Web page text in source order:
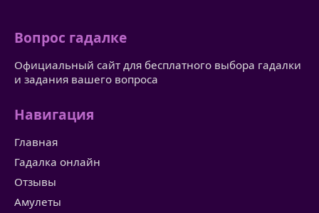
Вопрос гадалке
Официальный сайт для бесплатного выбора гадалки
и задания вашего вопроса
Навигация
Главная
Гадалка онлайн
Отзывы
Амулеты